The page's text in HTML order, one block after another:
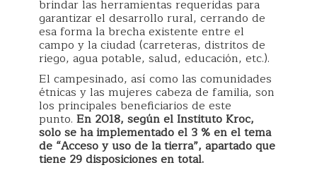
brindar las herramientas requeridas para
garantizar el desarrollo rural, cerrando de
esa forma la brecha existente entre el
campo y la ciudad (carreteras, distritos de
riego, agua potable, salud, educación, etc.).
El campesinado, así como las comunidades
étnicas y las mujeres cabeza de familia, son
los principales beneficiarios de este
punto. En 2018, según el Instituto Kroc,
solo se ha implementado el 3 % en el tema
de “Acceso y uso de la tierra”, apartado que
tiene 29 disposiciones en total.